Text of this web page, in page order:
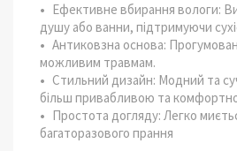
Ефективне вбирання вологи:
душу або ванни, підтримуючи
Антиковзна основа:
можливим травмам.
Стильний дизайн: Модний та
більш привабливою та
Простота догляду: Легко
багаторазового прання